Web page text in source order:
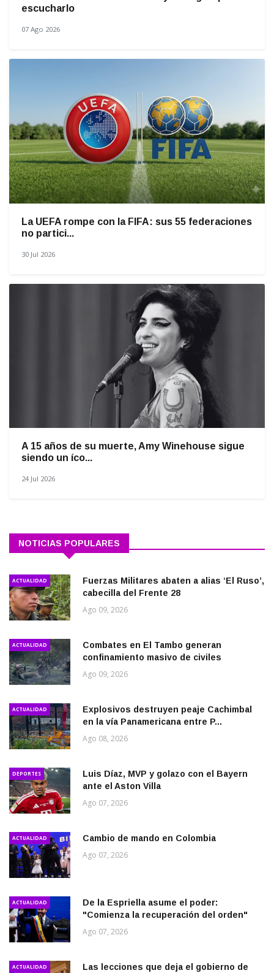
escucharlo
07 Ago 2026
La UEFA rompe con la FIFA: sus 55 federaciones
no partici...
30 Jul 2026
A 15 años de su muerte, Amy Winehouse sigue
siendo un íco...
24 Jul 2026
NOTICIAS POPULARES
ACTUALIDAD
Fuerzas Militares abaten a alias ‘El Ruso’,
cabecilla del Frente 28
Ago 09, 2026
ACTUALIDAD
Combates en El Tambo generan
confinamiento masivo de civiles
Ago 09, 2026
ACTUALIDAD
Explosivos destruyen peaje Cachimbal
en la vía Panamericana entre P...
Ago 08, 2026
DEPORTES
Luis Díaz, MVP y golazo con el Bayern
ante el Aston Villa
Ago 07, 2026
ACTUALIDAD Cambio de mando en Colombia
Ago 07, 2026
ACTUALIDAD
De la Espriella asume el poder:
"Comienza la recuperación del orden"
Ago 07, 2026
ACTUALIDAD
Las lecciones que deja el gobierno de